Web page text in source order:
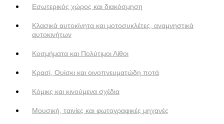
Εσωτερικός χώρος και διακόσμηση
Κλασικά αυτοκίνητα και μοτοσυκλέτες, αναμνηστικά
αυτοκινήτων
Κοσμήματα και Πολύτιμοι Λίθοι
Κρασί, Ουίσκι και οινοπνευματώδη ποτά
Κόμικς και κινούμενα σχέδια
Μουσική, ταινίες και φωτογραφικές μηχανές